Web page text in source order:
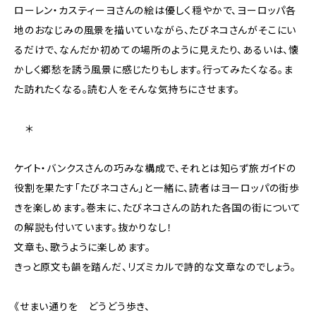
ローレン・カスティーヨさんの絵は優しく穏やかで、ヨーロッパ各
地のおなじみの風景を描いていながら、たびネコさんがそこにい
るだけで、なんだか初めての場所のように見えたり、あるいは、懐
かしく郷愁を誘う風景に感じたりもします。行ってみたくなる。ま
た訪れたくなる。読む人をそんな気持ちにさせます。
＊
ケイト・バンクスさんの巧みな構成で、それとは知らず旅ガイドの
役割を果たす「たびネコさん」と一緒に、読者はヨーロッパの街歩
きを楽しめます。巻末に、たびネコさんの訪れた各国の街について
の解説も付いています。抜かりなし！
文章も、歌うように楽しめます。
きっと原文も韻を踏んだ、リズミカルで詩的な文章なのでしょう。
《せまい通りを どうどう歩き、